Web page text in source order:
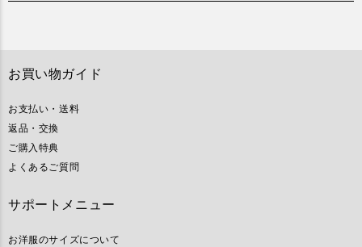
お買い物ガイド
お支払い・送料
返品・交換
ご購入特典
よくあるご質問
サポートメニュー
お洋服のサイズについて